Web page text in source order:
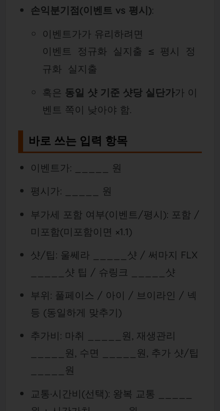
손익분기점(이벤트 vs 평시):
이벤트가가 유리하려면
이벤트 정규화 실지출 ≤ 평시 정
규화 실지출
혹은 동일 샷 기준 샷당 실단가가 이
벤트 쪽이 낮아야 함.
바로 쓰는 입력 항목
이벤트가: _____ 원
평시가: _____ 원
부가세 포함 여부(이벤트/평시): 포함 /
미포함(미포함이면 ×1.1)
샷/팁: 울쎄라 _____샷 / 써마지 FLX
_____샷 팁 / 슈링크 _____샷
부위: 풀페이스 / 아이 / 브이라인 / 넥
등 (동일하게 맞추기)
추가비: 마취 _____원, 재생관리
_____원, 수면 _____원, 추가 샷/팁
_____원
교통·시간비(선택): 왕복 교통 _____